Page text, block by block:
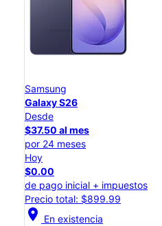
Samsung
Galaxy S26
Desde
$37.50 al mes
por 24 meses
Hoy
$0.00
de pago inicial + impuestos
Precio total: $899.99
location_on En existencia